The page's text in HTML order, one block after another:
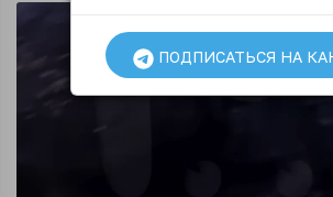
ПОДПИСАТЬСЯ НА